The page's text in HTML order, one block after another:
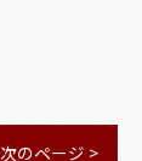
次のページ >